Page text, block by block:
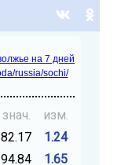
на 7 дней
russia/sochi/
знач.
изм.
82.17
1.24
94.84 1.65